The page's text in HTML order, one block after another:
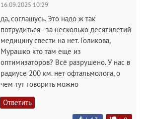
16.09.2025 10:29
да, соглашусь. Это надо ж так
потрудиться - за несколько десятилетий
медицину свести на нет. Голикова,
Мурашко кто там еще из
оптимизаторов? Всё разрушено. У нас в
радиусе 200 км. нет офтальмолога, о
чем тут говорить можно
Ответить